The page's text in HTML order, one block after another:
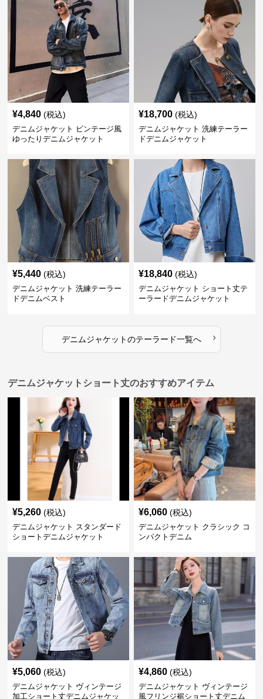
¥4,840 (税込)
デニムジャケット ビンテージ風
ゆったりデニムジャケット
¥18,700 (税込)
デニムジャケット 洗練テーラー
ドデニムジャケット
¥5,440 (税込)
デニムジャケット 洗練テーラー
ドデニムベスト
¥18,840 (税込)
デニムジャケット ショート丈テ
ーラードデニムジャケット
デニムジャケットのテーラード一覧へ ›
デニムジャケットショート丈のおすすめアイテム
¥5,260 (税込)
デニムジャケット スタンダード
ショートデニムジャケット
¥6,060 (税込)
デニムジャケット クラシック コ
ンパクトデニム
¥5,060 (税込)
デニムジャケット ヴィンテージ
加工ショート丈デニムジャケッ
¥4,860 (税込)
デニムジャケット ヴィンテージ
風フリンジ裾ショート丈デニム